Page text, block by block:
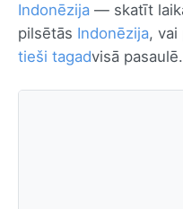
Indonēzija — skatīt
pilsētās Indonēzija, vai
tieši tagadvisā pasaulē.